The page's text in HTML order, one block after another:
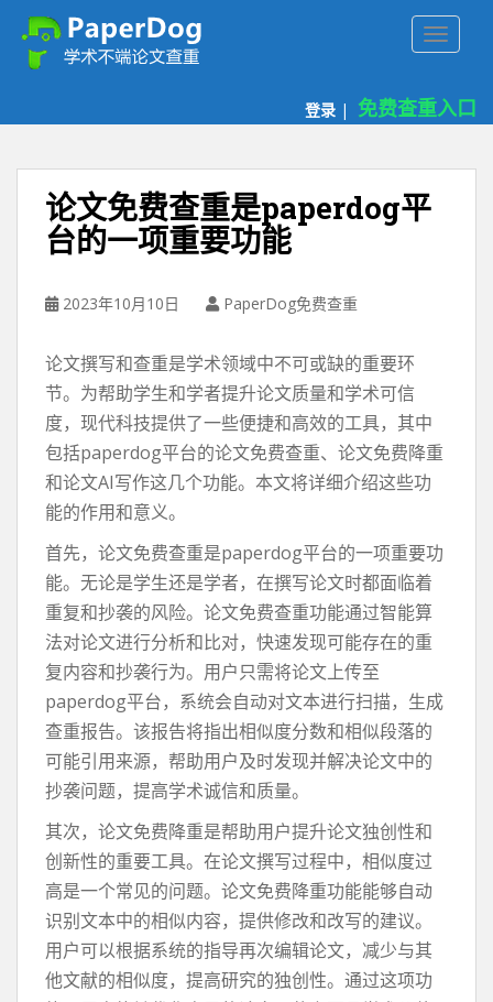
登录 | 免费查重入口
论文免费查重是paperdog平
台的一项重要功能
2023年10月10日 PaperDog免费查重
论文撰写和查重是学术领域中不可或缺的重要环
节。为帮助学生和学者提升论文质量和学术可信
度，现代科技提供了一些便捷和高效的工具，其中
包括paperdog平台的论文免费查重、论文免费降重
和论文AI写作这几个功能。本文将详细介绍这些功
能的作用和意义。
首先，论文免费查重是paperdog平台的一项重要功
能。无论是学生还是学者，在撰写论文时都面临着
重复和抄袭的风险。论文免费查重功能通过智能算
法对论文进行分析和比对，快速发现可能存在的重
复内容和抄袭行为。用户只需将论文上传至
paperdog平台，系统会自动对文本进行扫描，生成
查重报告。该报告将指出相似度分数和相似段落的
可能引用来源，帮助用户及时发现并解决论文中的
抄袭问题，提高学术诚信和质量。
其次，论文免费降重是帮助用户提升论文独创性和
创新性的重要工具。在论文撰写过程中，相似度过
高是一个常见的问题。论文免费降重功能能够自动
识别文本中的相似内容，提供修改和改写的建议。
用户可以根据系统的指导再次编辑论文，减少与其
他文献的相似度，提高研究的独创性。通过这项功